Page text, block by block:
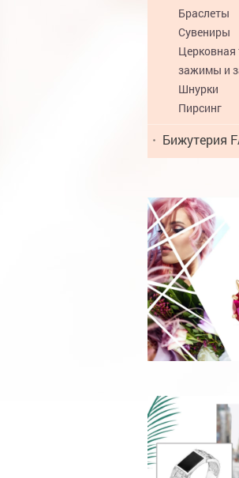
Браслеты
Сувениры
Церковная
зажимы и
Шнурки
Пирсинг
Бижутерия